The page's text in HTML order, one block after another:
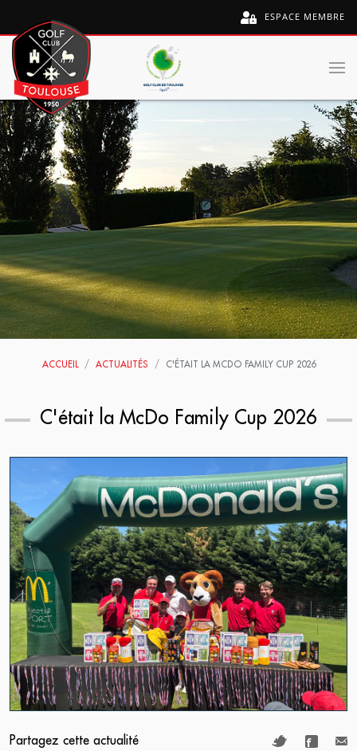
ESPACE MEMBRE
ACCUEIL ACTUALITÉS C'ÉTAIT LA MCDO FAMILY CUP 2026
C'était la McDo Family Cup 2026
Partagez cette actualité